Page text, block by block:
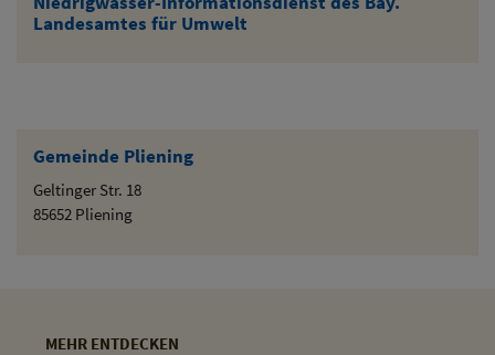
Gemeinde Pliening
Geltinger Str. 18
85652 Pliening
Landesamtes für Umwelt
MEHR ENTDECKEN